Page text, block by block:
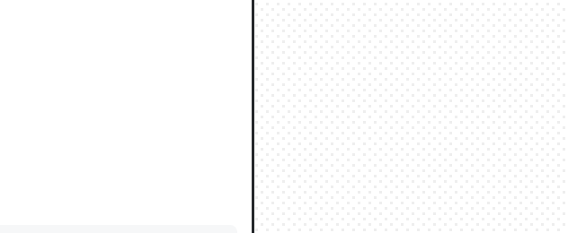
分くらい。小説でいう「ずっと前
い分量。進化すればするほど分かり